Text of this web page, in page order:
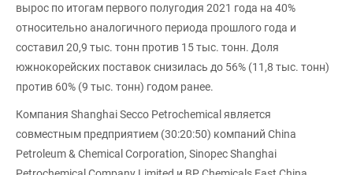
вырос по итогам первого полугодия 2021 года на 40%
относительно аналогичного периода прошлого года и
составил 20,9 тыс. тонн против 15 тыс. тонн. Доля
южнокорейских поставок снизилась до 56% (11,8 тыс. тонн)
против 60% (9 тыс. тонн) годом ранее.
Компания Shanghai Secco Petrochemical является
совместным предприятием (30:20:50) компаний China
Petroleum & Chemical Corporation, Sinopec Shanghai